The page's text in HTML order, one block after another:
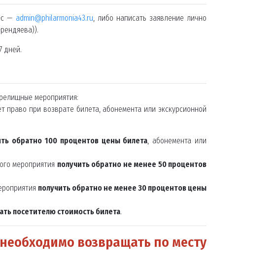
— admin@philarmonia43.ru, либо написать заявление лично
дней.
мероприятия:
при возврате билета, абонемента или экскурсионной
обратно 100 процентов цены билета, абонемента или
мероприятия получить обратно не менее 50 процентов
получить обратно не менее 30 процентов цены
посетителю стоимость билета.
возвращать по месту